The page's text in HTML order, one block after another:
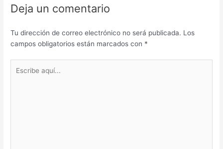
Deja un comentario
Tu dirección de correo electrónico no será publicada. Los
campos obligatorios están marcados con *
aquí...